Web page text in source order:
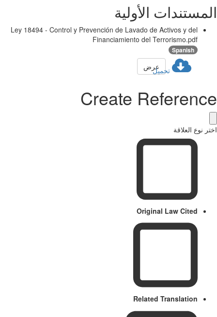
الأولية
Ley 18494 - Control y Prevención de Lavado de Activos y del
Financiamiento del Terrorismo.pdf
Spanish
تحميلعرض
Create
نوع العلاقة
Original Law Cited
Related Translation